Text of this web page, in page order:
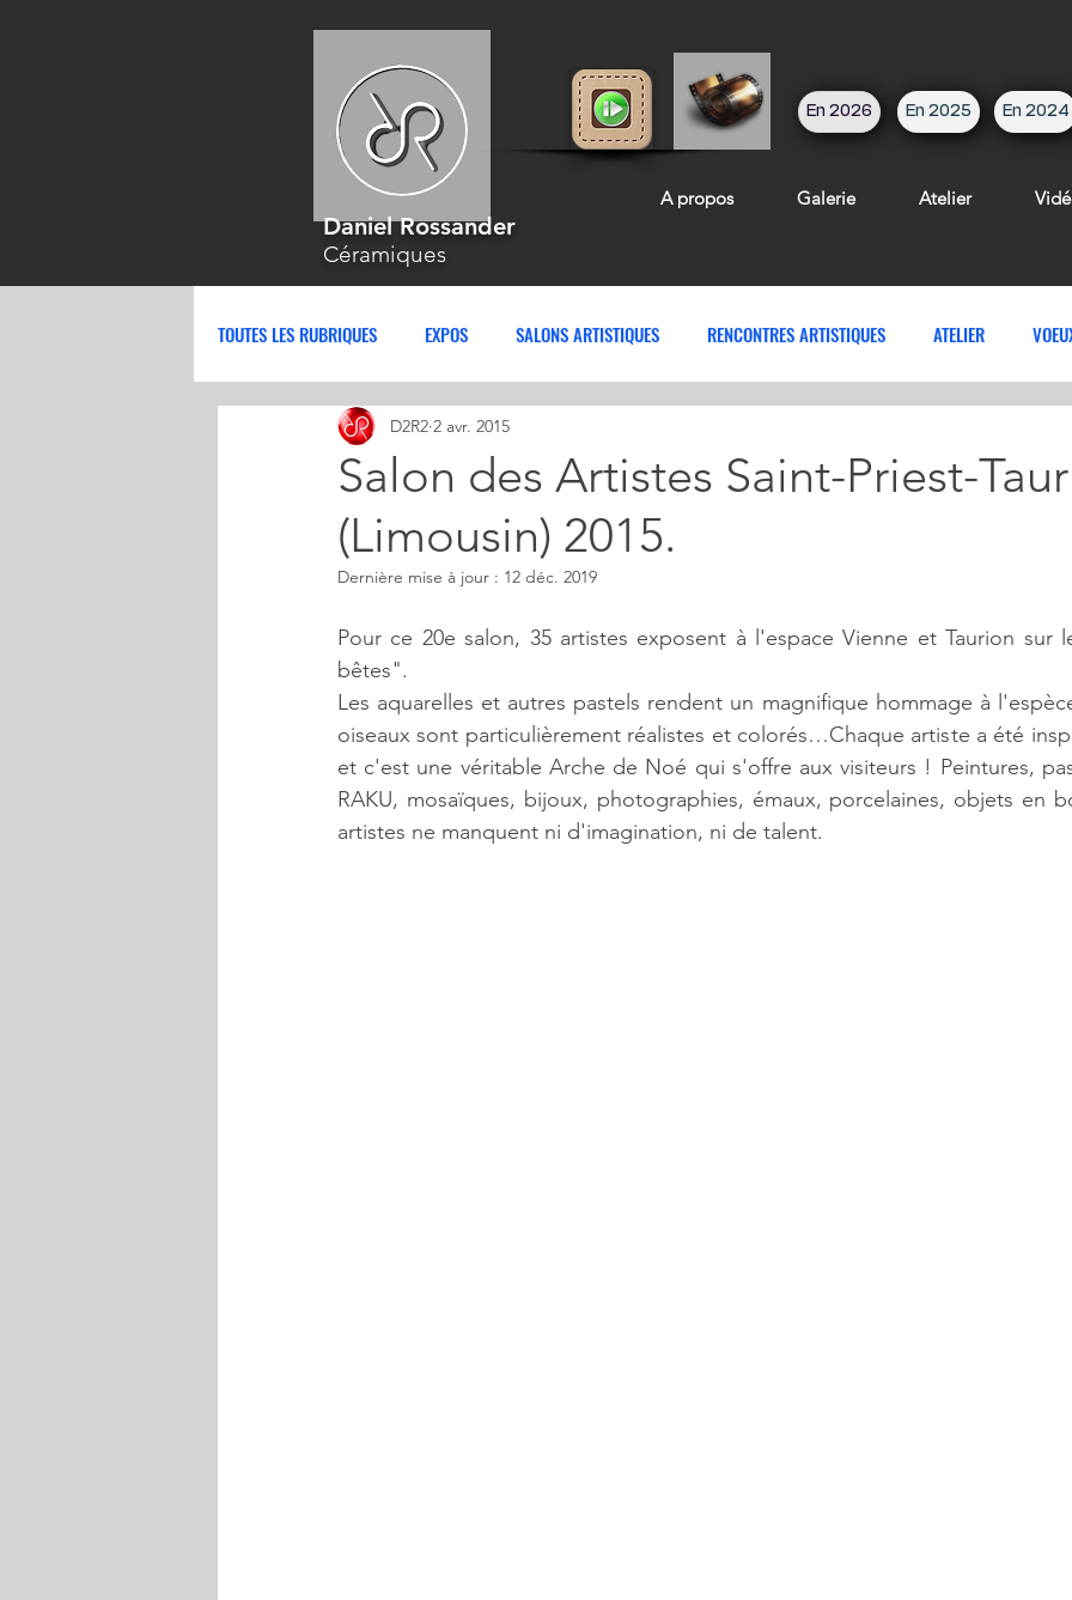
Daniel Rossander
Céramiques
En 2026 En 2025 En 2024
A propos Galerie Atelier
TOUTES LES RUBRIQUES EXPOS SALONS ARTISTIQUES RENCONTRES ARTISTIQUES ATELIER
Salon des Artistes Saint-Priest-
(Limousin) 2015.
D2R2 2 avr. 2015
Dernière mise à jour : 12 déc. 2019
Pour ce 20e salon, 35 artistes exposent à l'espace Vienne et Taurion sur
bêtes".
Les aquarelles et autres pastels rendent un magnifique hommage à
oiseaux sont particulièrement réalistes et colorés…Chaque artiste a été
et c'est une véritable Arche de Noé qui s'offre aux visiteurs ! Peintures,
RAKU, mosaïques, bijoux, photographies, émaux, porcelaines, objets en
artistes ne manquent ni d'imagination, ni de talent.